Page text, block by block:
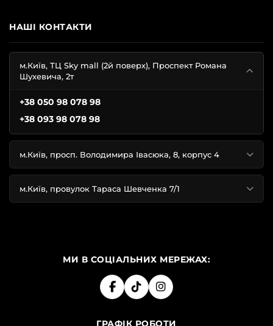
НАШІ КОНТАКТИ
м.Київ, ТЦ Sky mall (2й поверх), Проспект Романа
Шухевича, 2т
+38 050 98 078 98
+38 093 98 078 98
м.Київ, просп. Володимира Івасюка, 8, корпус 4
м.Київ, провулок Тараса Шевченка 7/1
МИ В СОЦІАЛЬНИХ МЕРЕЖАХ:
ГРАФІК РОБОТИ